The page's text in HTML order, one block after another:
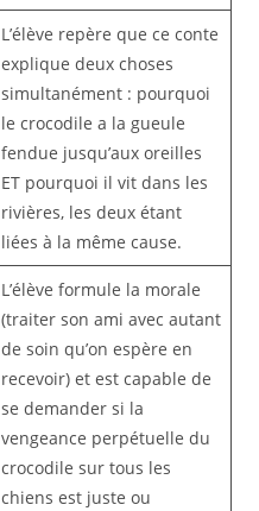
L’élève repère que ce conte
explique deux choses
simultanément : pourquoi
le crocodile a la gueule
fendue jusqu’aux oreilles
ET pourquoi il vit dans les
rivières, les deux étant
liées à la même cause.
L’élève formule la morale
(traiter son ami avec autant
de soin qu’on espère en
recevoir) et est capable de
se demander si la
vengeance perpétuelle du
crocodile sur tous les
chiens est juste ou